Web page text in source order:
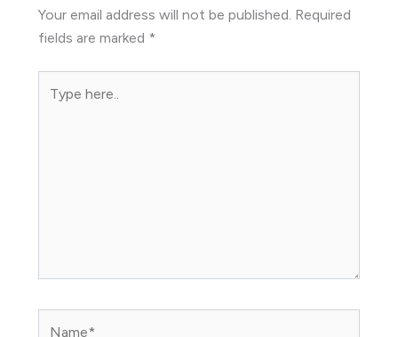
Your email address will not be published. Required
fields are marked *
here..